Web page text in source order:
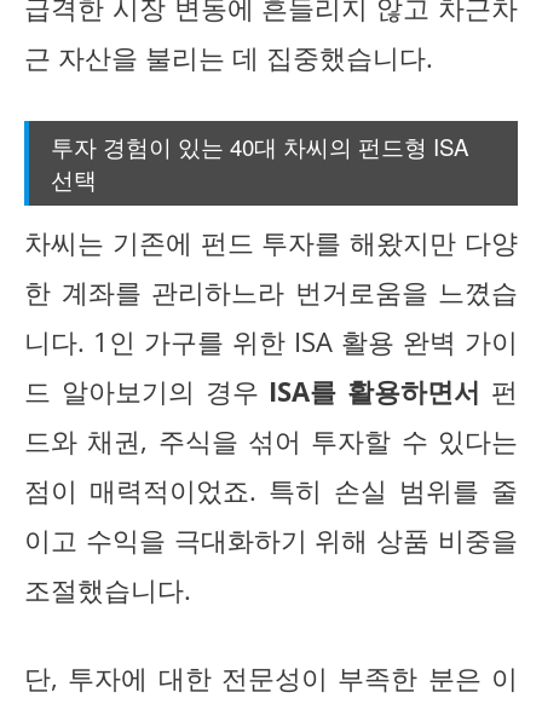
급격한 시장 변동에 흔들리지 않고 차근차
근 자산을 불리는 데 집중했습니다.
투자 경험이 있는 40대 차씨의 펀드형 ISA
선택
차씨는 기존에 펀드 투자를 해왔지만 다양
한 계좌를 관리하느라 번거로움을 느꼈습
니다. 1인 가구를 위한 ISA 활용 완벽 가이
드 알아보기의 경우 ISA를 활용하면서 펀
드와 채권, 주식을 섞어 투자할 수 있다는
점이 매력적이었죠. 특히 손실 범위를 줄
이고 수익을 극대화하기 위해 상품 비중을
조절했습니다.
단, 투자에 대한 전문성이 부족한 분은 이